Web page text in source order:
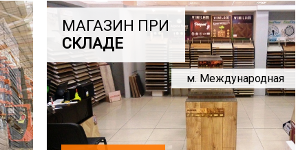
МАГАЗИН ПРИ
СКЛАДЕ
м. Международная